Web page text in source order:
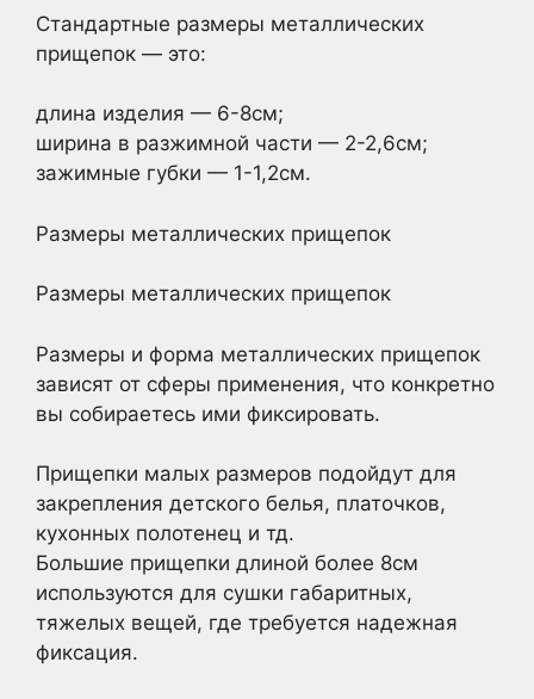
Стандартные размеры металлических
прищепок — это:
длина изделия — 6-8см;
ширина в разжимной части — 2-2,6см;
зажимные губки — 1-1,2см.
Размеры металлических прищепок
Размеры металлических прищепок
Размеры и форма металлических прищепок
зависят от сферы применения, что конкретно
вы собираетесь ими фиксировать.
Прищепки малых размеров подойдут для
закрепления детского белья, платочков,
кухонных полотенец и тд.
Большие прищепки длиной более 8см
используются для сушки габаритных,
тяжелых вещей, где требуется надежная
фиксация.